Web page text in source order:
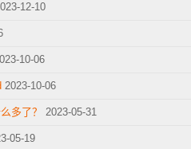
12-10
10-06
2023-10-06
多了？ 2023-05-31
05-19